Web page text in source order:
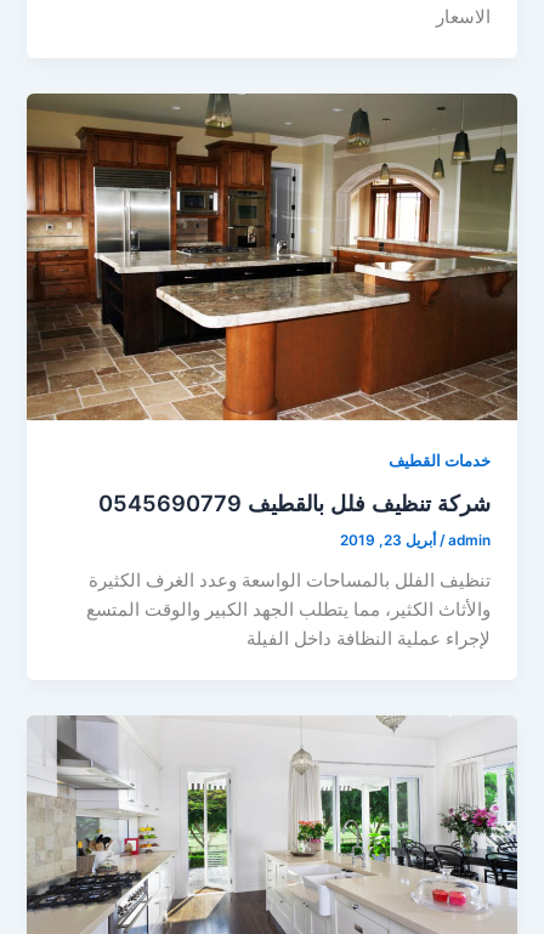
الاسعار
خدمات القطيف
شركة تنظيف فلل بالقطيف 0545690779
admin
/ أبريل 23, 2019
تنظيف الفلل بالمساحات الواسعة وعدد الغرف الكثيرة
والأثاث الكثير، مما يتطلب الجهد الكبير والوقت المتسع
لإجراء عملية النظافة داخل الفيلة